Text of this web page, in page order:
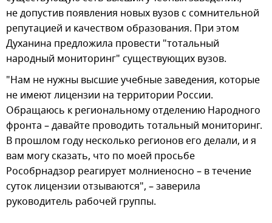
не допустив появления новых вузов с сомнительной
репутацией и качеством образования. При этом
Духанина предложила провести "тотальный
народный мониторинг" существующих вузов.
"Нам не нужны высшие учебные заведения, которые
не имеют лицензии на территории России.
Обращаюсь к региональному отделению Народного
фронта – давайте проводить тотальный мониторинг.
В прошлом году несколько регионов его делали, и я
вам могу сказать, что по моей просьбе
Рособрнадзор реагирует молниеносно – в течение
суток лицензии отзываются", – заверила
руководитель рабочей группы.